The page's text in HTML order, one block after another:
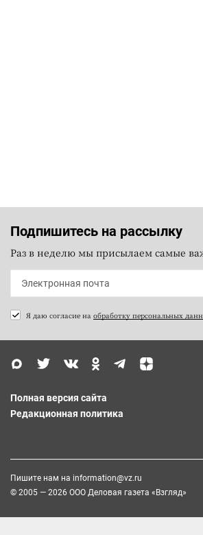
Подпишитесь на рассылку
Раз в неделю мы присылаем самые
Я даю согласие на обработку персональных
Полная версия сайта
Редакционная политика
Пишите нам на information@vz.ru
© 2005 — 2026 ООО Деловая газета «Взгляд»